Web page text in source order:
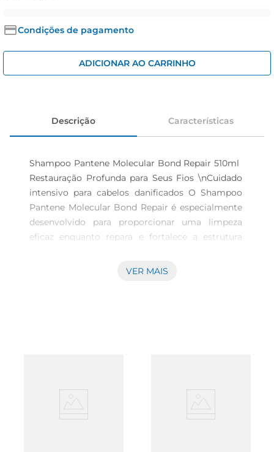
Condições de pagamento
ADICIONAR AO CARRINHO
Descrição Características
Shampoo Pantene Molecular Bond Repair 510ml
Restauração Profunda para Seus Fios \nCuidado
intensivo para cabelos danificados O Shampoo
Pantene Molecular Bond Repair é especialmente
desenvolvido para proporcionar uma limpeza
eficaz enquanto repara e fortalece a estrutura
atua diretamente na reparação das ligações
e proteção contra danos futuros. Seus cabelos
VER MAIS